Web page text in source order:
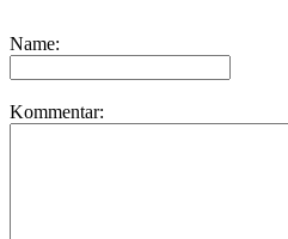
Name:
Kommentar: